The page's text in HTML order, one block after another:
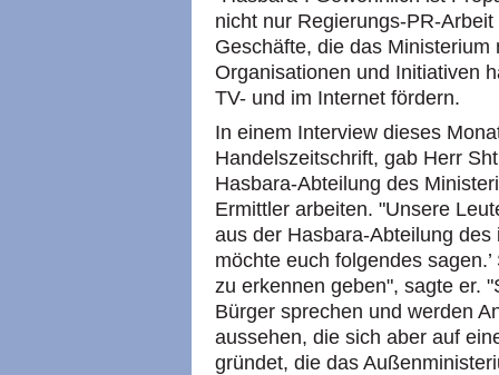
nicht nur Regierungs-PR-
Geschäfte, die das
Organisationen und Initiativen
TV- und im Internet fördern.
In einem Interview dieses
Handelszeitschrift, gab Herr
Hasbara-Abteilung des
Ermittler arbeiten. "Unsere
aus der Hasbara-Abteilung
möchte euch folgendes
zu erkennen geben", sagte er.
Bürger sprechen und werden
aussehen, die sich aber auf
gründet, die das